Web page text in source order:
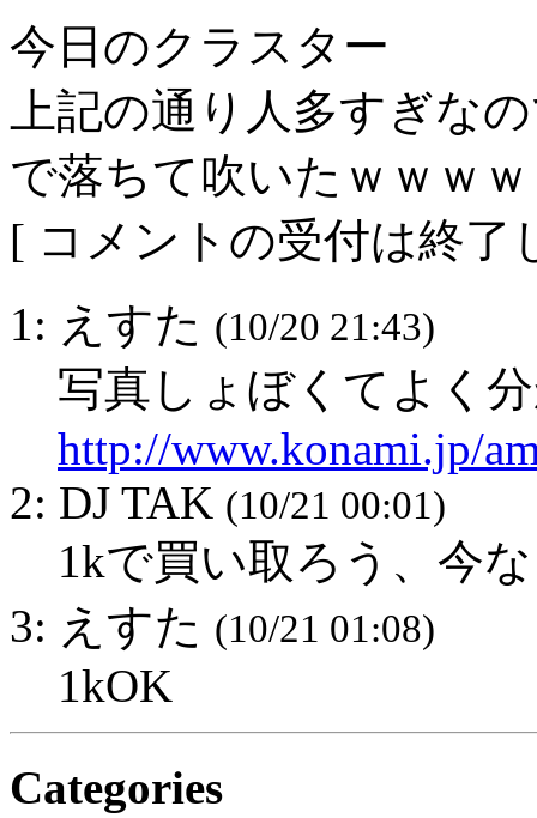
今日のクラスター
上記の通り人多すぎな
で落ちて吹いたｗｗｗ
[ コメントの受付は終了
1: えすた (10/20 21:43)
写真しょぼくてよく
http://www.konami.jp/
2: DJ TAK (10/21 00:01)
1kで買い取ろう、今
3: えすた (10/21 01:08)
1kOK
Categories